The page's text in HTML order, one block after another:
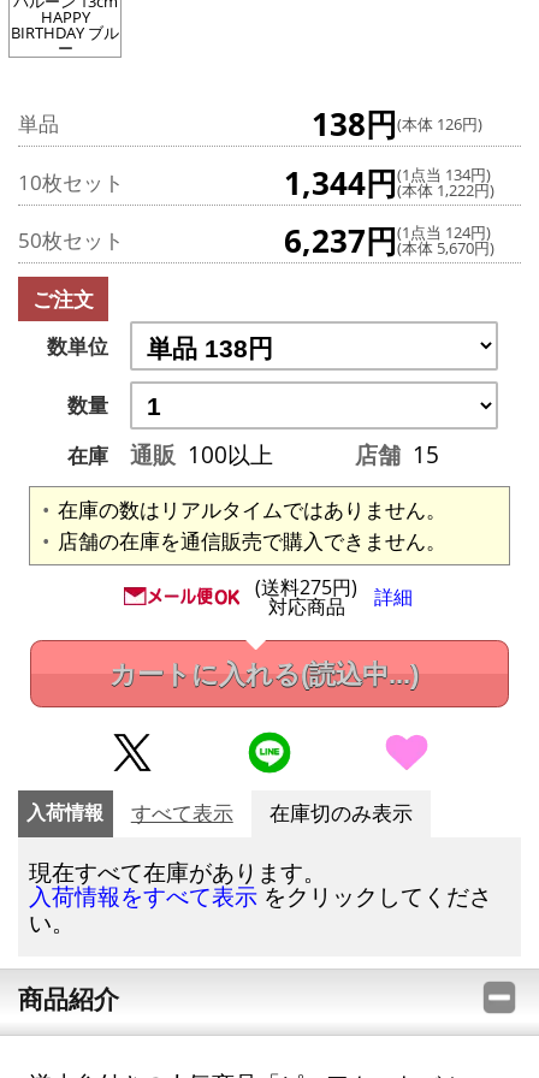
HAPPY
BIRTHDAY ブル
ー
単品 138円(本体 126円)
10枚セット 1,344円(1点当 134円)
(本体 1,222円)
50枚セット 6,237円(1点当 124円)
(本体 5,670円)
ご注文
数単位
数量
在庫
通販 100以上 店舗 15
在庫の数はリアルタイムではありません。
店舗の在庫を通信販売で購入できません。
(送料275円)
対応商品 詳細
カートに入れる(読込中...)
入荷情報 すべて表示 在庫切のみ表示
現在すべて在庫があります。
入荷情報をすべて表示 をクリックしてくださ
い。
商品紹介